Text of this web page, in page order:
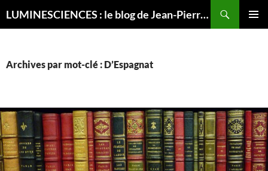
LUMINESCIENCES : le blog de Jean-Pierre LUMINET, astrophysicien
Archives par mot-clé : D’Espagnat